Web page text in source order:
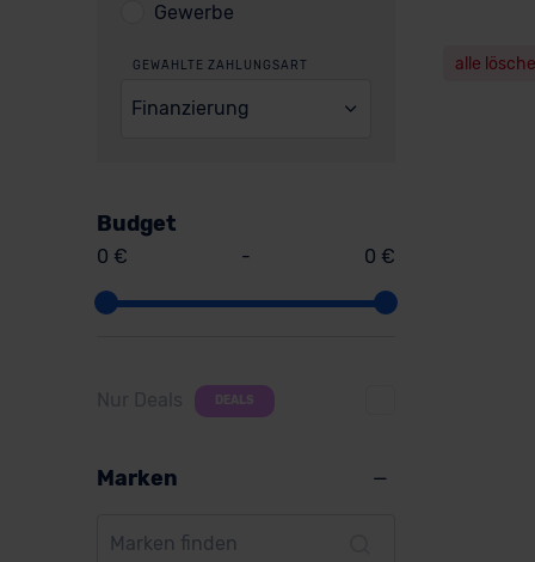
Gewerbe
GEWÄHLTE ZAHLUNGSART
Finanzierung
Budget
0 € - 0 €
Nur Deals DEALS
Marken
alle